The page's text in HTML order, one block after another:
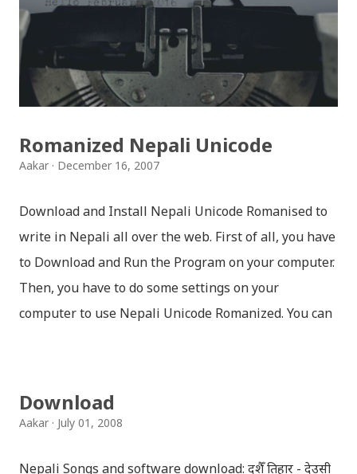
सकिन्छ । थिम हाम्रो नेपाली किबोर्डको यस संस्करणमा नयाँ किबोर्ड
थिम पनि थपिएको छ । हाम्रो नेपाली किबोर्डको सेटिङमा गएर आफूलाई
मन पर्ने थिम छान्न सकिन्छ । डार्क तथा लाइट गरेर हाललाई दुई
डिजाइनमा किबोर्ड थिम उपलब्ध छ । चलनचल्तिको “ब...
Romanized Nepali Unicode
Aakar December 16, 2007
Download and Install Nepali Unicode Romanised to
write in Nepali all over the web. First of all, you have
to Download and Run the Program on your computer.
Then, you have to do some settings on your
computer to use Nepali Unicode Romanized. You can
Install: Run setup file; Go to control Panel; Open
Language Options; Go to Language Options & tick on
Download
Aakar July 01, 2008
Nepali Songs and software download: दशैँ तिहार - देउसी